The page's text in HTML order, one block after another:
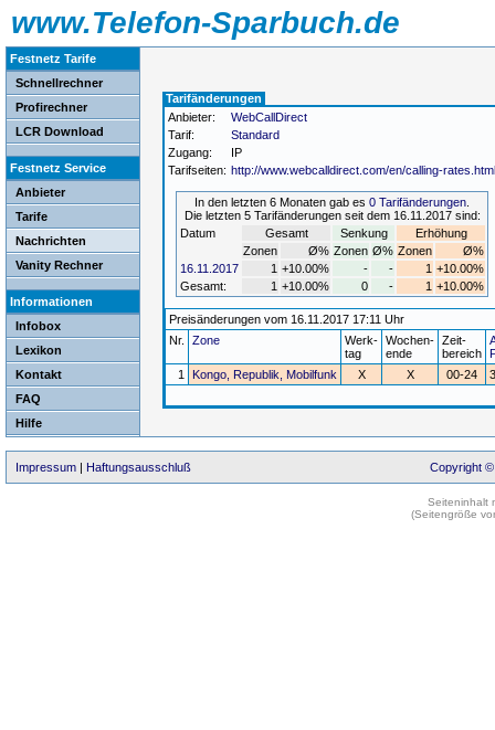
www.Telefon-Sparbuch.de
Festnetz Tarife
Schnellrechner
Profirechner
LCR Download
Festnetz Service
Anbieter
Tarife
Nachrichten
Vanity Rechner
Informationen
Infobox
Lexikon
Kontakt
FAQ
Hilfe
Tarifänderungen
Anbieter:
WebCallDirect
Tarif:
Standard
Zugang:
IP
Tarifseiten: http://www.webcalldirect.com/en/calling-rates.html
In den letzten 6 Monaten gab es 0 Tarifänderungen
Die letzten 5 Tarifänderungen seit dem 16.11.2017 sind:
Datum
Gesamt Senkung
Erhöhung
Zonen
Ø% Zonen Ø% Zonen
Ø%
16.11.2017
1 +10.00% - - 1 +10.00%
Gesamt:
1 +10.00% 0 - 1 +10.00%
Preisänderungen vom 16.11.2017 17:11 Uhr
Nr.
Zone
Werk-
tag
Wochen-
ende
Zeit-
bereich
1
Kongo, Republik, Mobilfunk X X 00-24
Impressum | Haftungsausschluß Copyright ©
Seiteninhalt
(Seitengröße